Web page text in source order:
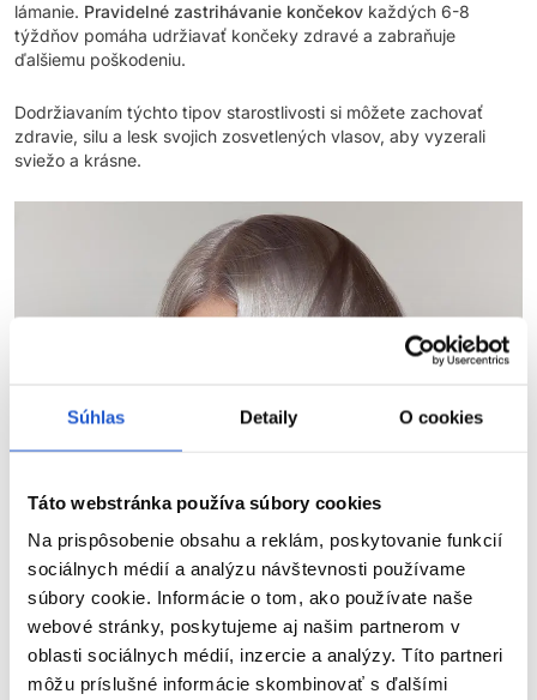
Súhlas Detaily O cookies
Táto webstránka používa súbory cookies
Na prispôsobenie obsahu a reklám, poskytovanie funkcií
sociálnych médií a analýzu návštevnosti používame
súbory cookie. Informácie o tom, ako používate naše
webové stránky, poskytujeme aj našim partnerom v
oblasti sociálnych médií, inzercie a analýzy. Títo partneri
môžu príslušné informácie skombinovať s ďalšími
lámanie. Pravidelné zastrihávanie končekov každých 6-8
týždňov pomáha udržiavať končeky zdravé a zabraňuje
ďalšiemu poškodeniu.
Dodržiavaním týchto tipov starostlivosti si môžete zachovať
zdravie, silu a lesk svojich zosvetlených vlasov, aby vyzerali
sviežo a krásne.